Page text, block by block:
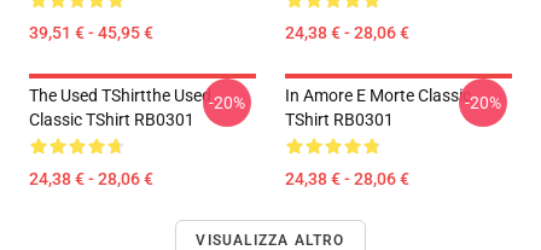
39,51 € - 45,95 € 24,38 € - 28,06 €
The Used TShirtthe Used
Classic TShirt RB0301
24,38 € - 28,06 €
-20%
In Amore E Morte Classic
TShirt RB0301
24,38 € - 28,06 €
-20%
VISUALIZZA ALTRO